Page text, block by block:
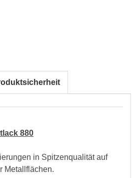
880
in Spitzenqualität auf
Metallflächen.